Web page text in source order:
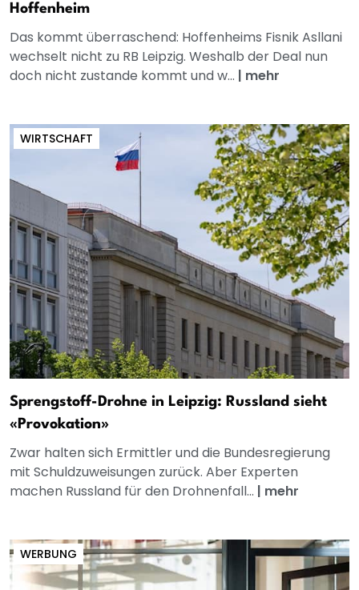
Hoffenheim
Das kommt überraschend: Hoffenheims Fisnik Asllani
wechselt nicht zu RB Leipzig. Weshalb der Deal nun
doch nicht zustande kommt und w... | mehr
WIRTSCHAFT
Sprengstoff-Drohne in Leipzig: Russland sieht
«Provokation»
Zwar halten sich Ermittler und die Bundesregierung
mit Schuldzuweisungen zurück. Aber Experten
machen Russland für den Drohnenfall... | mehr
WERBUNG